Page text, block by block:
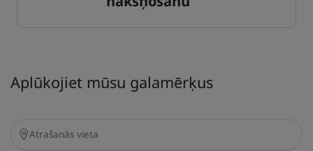
Aplūkojiet mūsu galamērķus